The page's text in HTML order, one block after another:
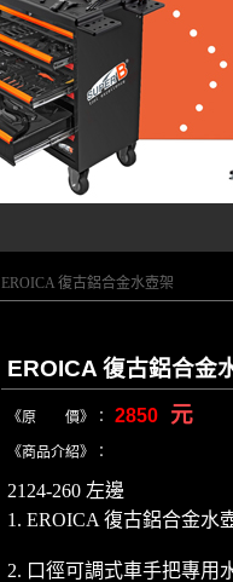
EROICA 復古鋁合金水壺架
EROICA 復古鋁合金
《原 價》： 2850 元
《商品介紹》：
2124-260 左邊
1. EROICA 復古鋁合金水
2. 口徑可調式車手把專用